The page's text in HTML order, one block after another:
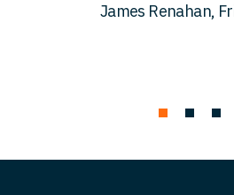
James Renahan,